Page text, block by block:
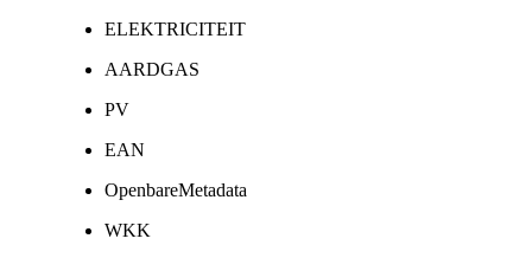
ELEKTRICITEIT
AARDGAS
PV
EAN
OpenbareMetadata
WKK